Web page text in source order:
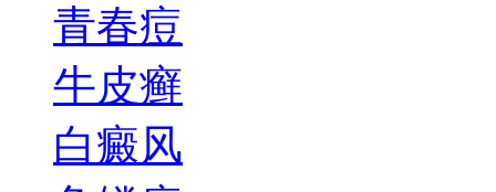
青春痘
牛皮癣
白癜风